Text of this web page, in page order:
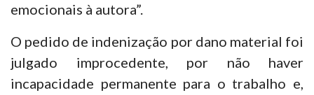
emocionais à autora”.
O pedido de indenização por dano material foi
julgado improcedente, por não haver
incapacidade permanente para o trabalho e,